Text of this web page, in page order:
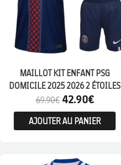
MAILLOT KIT ENFANT PSG
DOMICILE 2025 2026 2 ÉTOILES
69.90€ 42.90€
AJOUTER AU PANIER